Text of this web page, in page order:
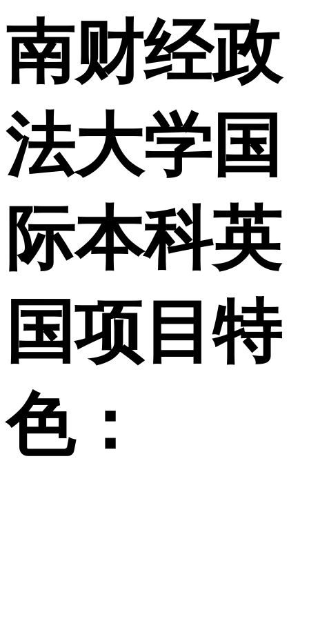
南财经政
法大学国
际本科英
国项目特
色：